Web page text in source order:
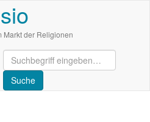
Markt der Religionen
deaktivieren